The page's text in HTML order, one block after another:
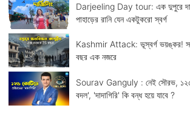
Darjeeling Day tour: এক দুপুরে
পাহাড়ের রানি যেন একটুকরো স্বর্গ
Kashmir Attack: ভূস্বর্গ ভয়ঙ্কর! সন্ত্রাসে ক্ষতবিক্ষত ২৫
বছর এক নজরে
Sourav Ganguly : নেই সৌরভ,
বদল', 'দাদাগিরি' কি বন্ধ হয়ে যাবে ?